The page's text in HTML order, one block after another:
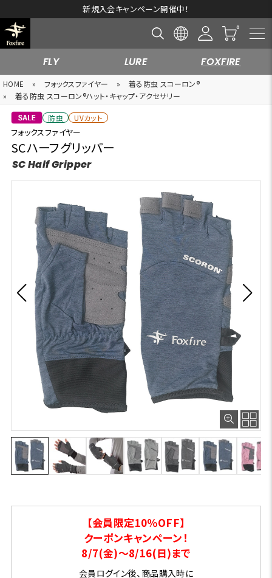
新規入会キャンペーン開催中！
FLY LURE FOXFIRE
HOME » フォックスファイヤー »
着る防虫 スコーロン®
»
着る防虫 スコーロン®ハット・キャップ・アクセサリー
防虫 UVカット
フォックスファイヤー
SCハーフグリッパー
SC Half Gripper
【会員限定10％OFF】
クーポンキャンペーン！
8/7(金)～8/16(日)まで
会員ログイン後、商品購入時に